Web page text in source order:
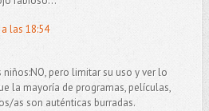
las 18:54
pero limitar su uso y ver lo
la mayoría de programas, películas,
as son auténticas burradas.